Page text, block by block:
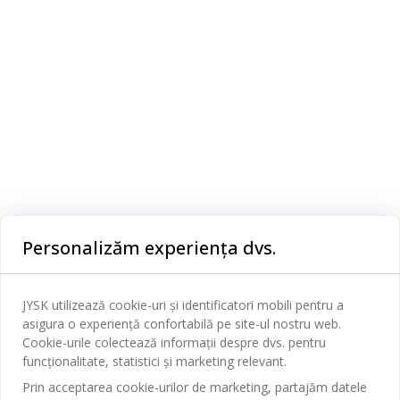
Birou
Sufragerie
Bucătărie
Contact Relații Clienți
Magazine și program
Broșură
JYSK
Despre JYSK
Personalizăm experiența dvs.
JYSK utilizează cookie-uri și identificatori mobili pentru a
asigura o experiență confortabilă pe site-ul nostru web.
Cookie-urile colectează informații despre dvs. pentru
funcționalitate, statistici și marketing relevant.
Prin acceptarea cookie-urilor de marketing, partajăm datele